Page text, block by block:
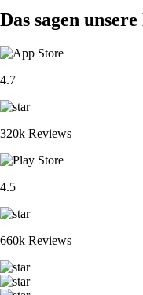
Das sagen
4.7
320k Reviews
4.5
660k Reviews